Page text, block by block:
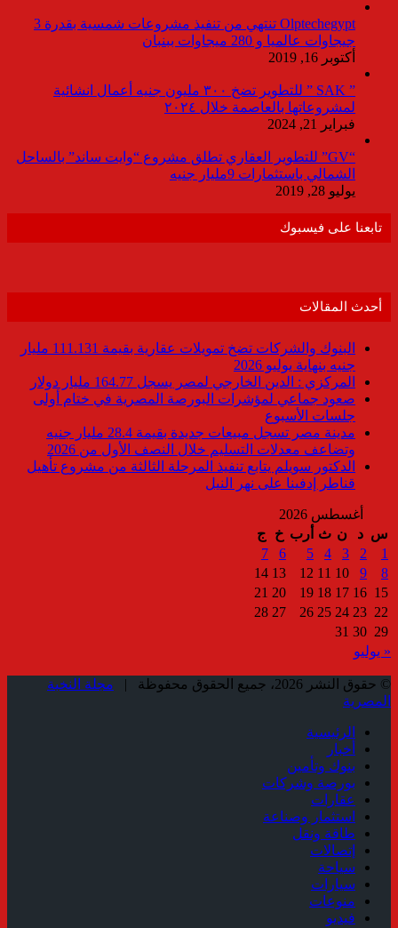
Olptechegypt تنتهي من تنفيذ مشروعات شمسية بقدرة 3
جيجاوات عالميا و 280 ميجاوات ببنبان
أكتوبر 16, 2019
” SAK ” للتطوير تضخ ٣٠٠ مليون جنيه أعمال انشائية
لمشروعاتها بالعاصمة خلال ٢٠٢٤
فبراير 21, 2024
“GV” للتطوير العقاري تطلق مشروع “وايت ساند” بالساحل
الشمالي باستثمارات 9مليار جنيه
يوليو 28, 2019
تابعنا على فيسبوك
أحدث المقالات
البنوك والشركات تضخ تمويلات عقارية بقيمة 111.131 مليار
جنيه بنهاية يوليو 2026
المركزي : الدين الخارجي لمصر يسجل 164.77 مليار دولار
صعود جماعي لمؤشرات البورصة المصرية في ختام أولى
جلسات الأسبوع
مدينة مصر تسجل مبيعات جديدة بقيمة 28.4 مليار جنيه
وتضاعف معدلات التسليم خلال النصف الأول من 2026
الدكتور سويلم يتابع تنفيذ المرحلة الثالثة من مشروع تأهيل
قناطر إدفينا على نهر النيل
أغسطس 2026
س د ن ث أرب خ
ج
1
2
3
4
5
6
7
8
9
10
11
12
13
14
15
16
17
18
19
20
21
22
23
24
25
26
27
28
29
30
31
« يوليو
© حقوق النشر 2026، جميع الحقوق محفوظة |
مجلة النخبة
المصرية
الرئيسية
أخبار
بنوك وتأمين
بورصة وشركات
عقارات
استثمار وصناعة
طاقة ونقل
إتصالات
سياحة
سيارات
منوعات
فيديو